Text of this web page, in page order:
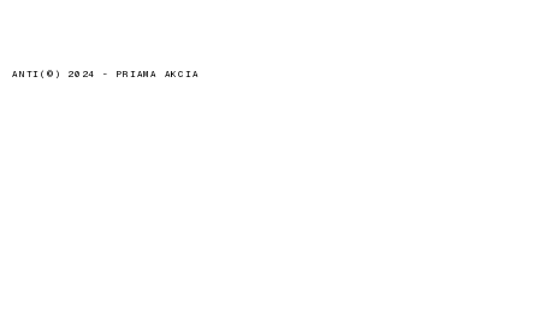
ANTI(©) 2024 - PRIAMA AKCIA